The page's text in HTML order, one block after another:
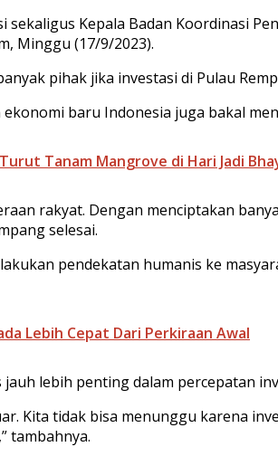
sekaligus Kepala Badan Koordinasi
Minggu (17/9/2023).
pihak jika investasi di Pulau
baru Indonesia juga bakal
Tanam Mangrove di Hari Jadi
rakyat. Dengan menciptakan
selesai.
pendekatan humanis ke
Lebih Cepat Dari Perkiraan Awal
lebih penting dalam percepatan
Kita tidak bisa menunggu karena
tambahnya.